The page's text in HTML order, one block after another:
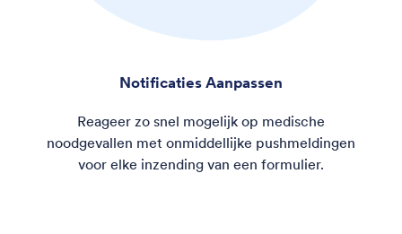
Notificaties Aanpassen
Reageer zo snel mogelijk op medische
noodgevallen met onmiddellijke pushmeldingen
voor elke inzending van een formulier.